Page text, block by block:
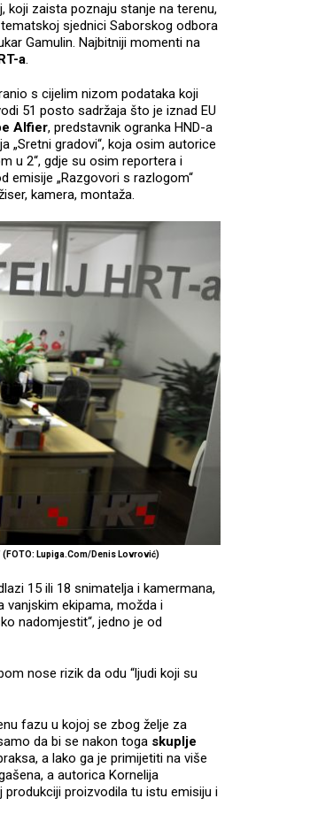
koji zaista poznaju stanje na terenu,
sjednici Saborskog odbora
Gamulin. Najbitniji momenti na
a.
s cijelim nizom podataka koji
51 posto sadržaja što je iznad EU
Alfier, predstavnik ogranka HND-a
„Sretni gradovi“, koja osim autorice
u 2“, gdje su osim reportera i
emisije „Razgovori s razlogom“
kamera, montaža.
Lupiga.Com/Denis Lovrović)
15 ili 18 snimatelja i kamermana,
ekipama, možda i
nadomjestit“, jedno je od
nose rizik da odu “ljudi koji su
fazu u kojoj se zbog želje za
da bi se nakon toga skuplje
a lako ga je primijetiti na više
a autorica Kornelija
produkciji proizvodila tu istu emisiju i